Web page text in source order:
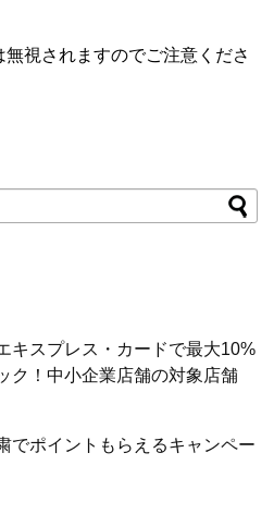
視されますのでご注意くださ
キスプレス・カードで最大10%
ク！中小企業店舗の対象店舗
でポイントもらえるキャンペー